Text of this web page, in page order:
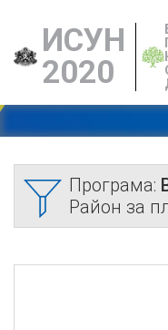
ИСУН
2020
Програма:
Район за